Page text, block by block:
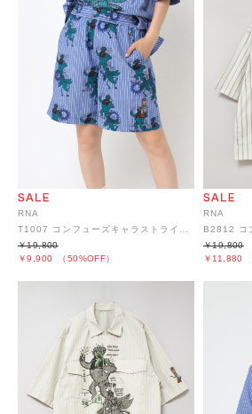
RNA
￥9,900 （50%OFF）
￥19,800
RNA
￥11,880
￥19,800